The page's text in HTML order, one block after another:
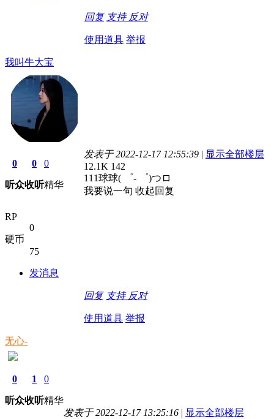
回复 支持 反对
使用道具 举报
我叫牛大宝
0
听众
0
收听
0
精华
RP
0
硬币
75
发消息
发表于 2022-12-17 12:55:39 | 显示全部楼层
12.1K 142
111球球( ゜- ゜)つロ
我要说一句 收起回复
回复 支持 反对
使用道具 举报
无心-
0
听众
1
收听
0
精华
发表于 2022-12-17 13:25:16 | 显示全部楼层